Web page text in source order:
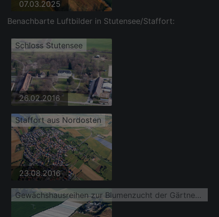
07.03.2025
Benachbarte Luftbilder in Stutensee/Staffort:
Schloss Stutensee
26.02.2016
Staffort aus Nordosten
23.08.2016
Gewächshausreihen zur Blumenzucht der Gärtnerei Sven Sobottka und Leicht's Hofladen im Ortsteil Spöck